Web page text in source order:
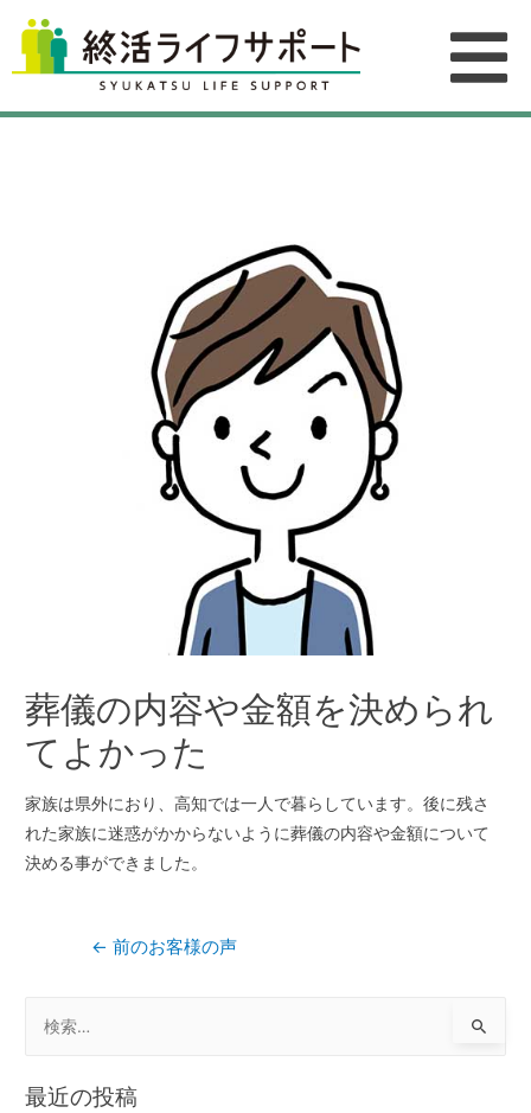
葬儀の内容や金額を決められ
てよかった
家族は県外におり、高知では一人で暮らしています。後に残さ
れた家族に迷惑がかからないように葬儀の内容や金額について
決める事ができました。
← 前のお客様の声
最近の投稿